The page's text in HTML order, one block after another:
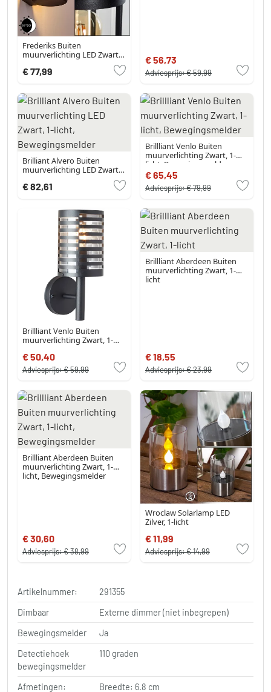
Frederiks Buiten
muurverlichting LED Zwart,
€ 77,99
€ 56,73
Adviesprijs:€ 59,99
Brilliant Alvero Buiten
muurverlichting LED Zwart,
€ 82,61
Brillliant Venlo Buiten
muurverlichting Zwart, 1-
licht, Bewegingsmelder
€ 65,45
Adviesprijs:€ 79,99
Brillliant Venlo Buiten
muurverlichting Zwart, 1-
€ 50,40
Adviesprijs:€ 59,99
Brillliant Aberdeen Buiten
muurverlichting Zwart, 1-
licht
€ 18,55
Adviesprijs:€ 23,99
Brillliant Aberdeen Buiten
muurverlichting Zwart, 1-
licht, Bewegingsmelder
€ 30,60
Adviesprijs:€ 38,99
Wroclaw Solarlamp LED
Zilver, 1-licht
€ 11,99
Adviesprijs:€ 14,99
Artikelnummer:
291355
Dimbaar
Externe dimmer (niet inbegrepen)
Bewegingsmelder
Ja
Detectiehoek
bewegingsmelder
110 graden
Afmetingen: Breedte: 6.8 cm